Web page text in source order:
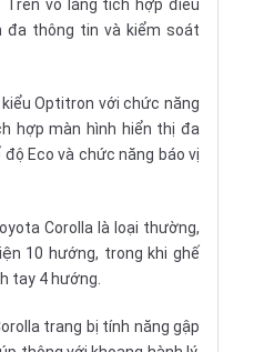
vô lăng tích hợp điều
đa thông tin và kiểm soát
kiểu Optitron với chức năng
hợp màn hình hiển thị đa
Eco và chức năng báo vị
Corolla là loại thường,
10 hướng, trong khi ghế
tay 4 hướng.
trang bị tính năng gập